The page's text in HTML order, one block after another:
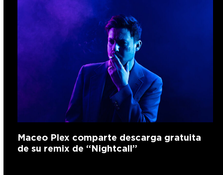
Maceo Plex comparte descarga gratuita
de su remix de “Nightcall”